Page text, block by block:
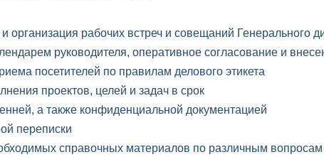
организация рабочих встреч и совещаний Генерального
руководителя, оперативное согласование и
посетителей по правилам делового этикета
проектов, целей и задач в срок
а также конфиденциальной документацией
переписки
справочных материалов по различным вопросам